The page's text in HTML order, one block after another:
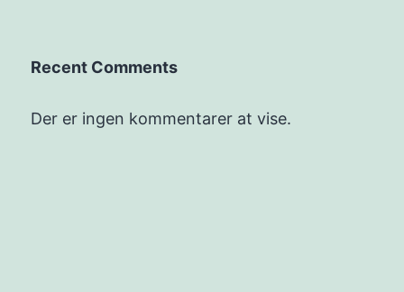
Recent Comments
Der er ingen kommentarer at vise.